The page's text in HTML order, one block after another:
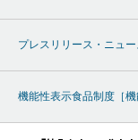
プレスリリース・ニュ
機能性表示食品制度［機